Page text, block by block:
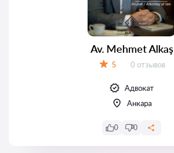
Av. Mehmet Alkaş
5 Отзывов:
0 отзывов
Адвокат
Анкара
0 0